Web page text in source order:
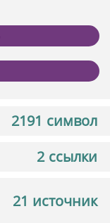
2191 символ
2 ссылки
21 источник